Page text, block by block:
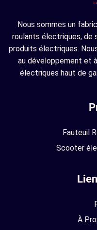
Nous sommes un
roulants électriques,
produits électriques.
au développement et
électriques haut de
Fauteuil
Scooter
À